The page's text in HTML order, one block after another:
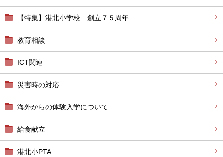
【特集】港北小学校 創立７５周年
教育相談
ICT関連
災害時の対応
海外からの体験入学について
給食献立
港北小PTA